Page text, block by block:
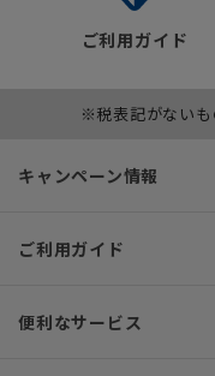
ご利用ガイド
※税表記がないも
キャンペーン情報
ご利用ガイド
便利なサービス